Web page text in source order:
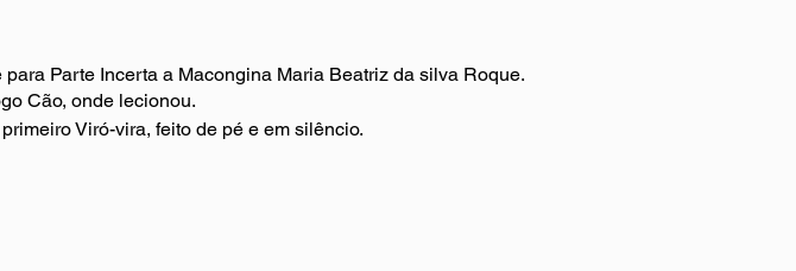
Parte Incerta a Macongina Maria Beatriz da silva Roque.
Cão, onde lecionou.
Viró-vira, feito de pé e em silêncio.